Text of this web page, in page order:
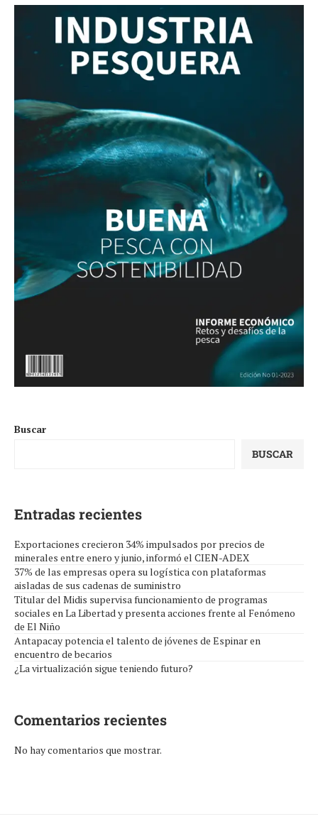
Buscar
BUSCAR
Entradas recientes
Exportaciones crecieron 34% impulsados por precios de
minerales entre enero y junio, informó el CIEN-ADEX
37% de las empresas opera su logística con plataformas
aisladas de sus cadenas de suministro
Titular del Midis supervisa funcionamiento de programas
sociales en La Libertad y presenta acciones frente al Fenómeno
de El Niño
Antapacay potencia el talento de jóvenes de Espinar en
encuentro de becarios
¿La virtualización sigue teniendo futuro?
Comentarios recientes
No hay comentarios que mostrar.